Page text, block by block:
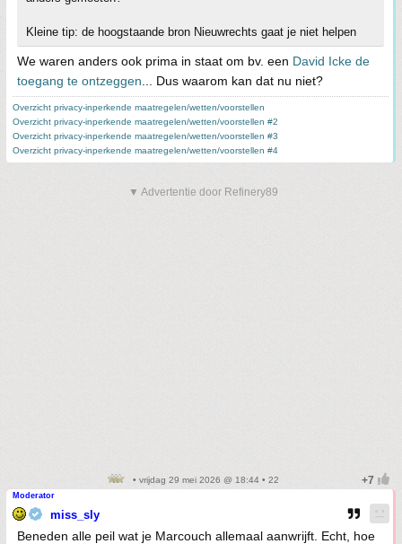
Kleine tip: de hoogstaande bron Nieuwrechts gaat je niet helpen
We waren anders ook prima in staat om bv. een David Icke de
toegang te ontzeggen ... Dus waarom kan dat nu niet?
Overzicht privacy-inperkende maatregelen/wetten/voorstellen
Overzicht privacy-inperkende maatregelen/wetten/voorstellen #2
Overzicht privacy-inperkende maatregelen/wetten/voorstellen #3
Overzicht privacy-inperkende maatregelen/wetten/voorstellen #4
▼ Advertentie door Refinery89
• vrijdag 29 mei 2026 @ 18:44 • 22
Moderator
miss_sly
Beneden alle peil wat je Marcouch allemaal aanwrijft. Echt, hoe